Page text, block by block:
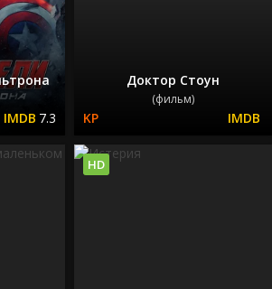
7.3
Доктор Стоун
(фильм)
HD